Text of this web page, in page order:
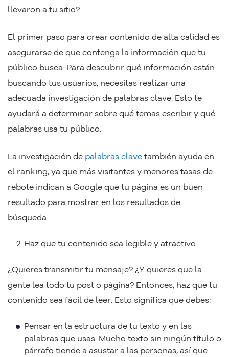
llevaron a tu sitio?
El primer paso para crear contenido de alta calidad es
asegurarse de que contenga la información que tu
público busca. Para descubrir qué información están
buscando tus usuarios, necesitas realizar una
adecuada investigación de palabras clave. Esto te
ayudará a determinar sobre qué temas escribir y qué
palabras usa tu público.
La investigación de palabras clave también ayuda en
el ranking, ya que más visitantes y menores tasas de
rebote indican a Google que tu página es un buen
resultado para mostrar en los resultados de
búsqueda.
Haz que tu contenido sea legible y atractivo
¿Quieres transmitir tu mensaje? ¿Y quieres que la
gente lea todo tu post o página? Entonces, haz que tu
contenido sea fácil de leer. Esto significa que debes:
Pensar en la estructura de tu texto y en las
palabras que usas. Mucho texto sin ningún título o
párrafo tiende a asustar a las personas, así que